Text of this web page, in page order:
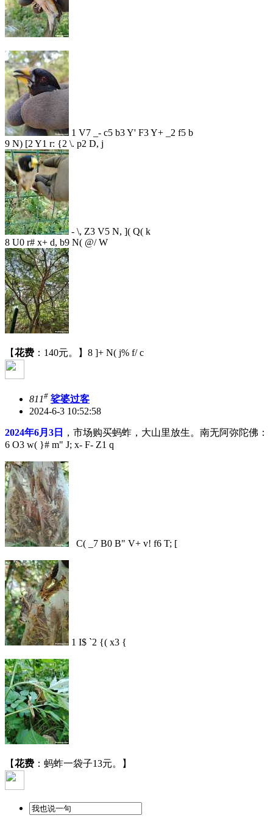
1 V7 _- c5 b3 Y' F3 Y+ _2 f5 b
9 N) [2 Y1 r: {2 \. p2 D, j
- \, Z3 V5 N, ]( Q( k
8 U0 r# x+ d, b9 N( @/ W
【花费 ：140元。】 8 ]+ N( j% f/ c
811# 娑婆过客
2024-6-3 10:52:58
2024年6月3日
，市场购买蚂蚱，大山里放生。南无阿弥陀佛：
6 O3 w( }# m" J; x- F- Z1 q
C( _7 B0 B" V+ v! f6 T; [
1 I$ `2 {( x3 {
【花费 ：蚂蚱一袋子13元。】